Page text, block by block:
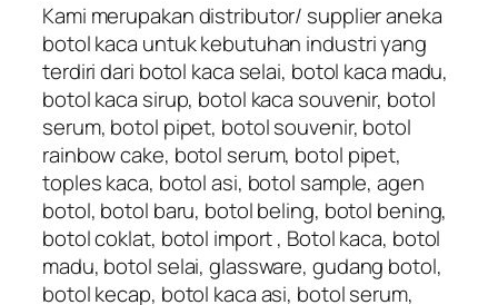
Kami merupakan distributor/ supplier aneka
botol kaca untuk kebutuhan industri yang
terdiri dari botol kaca selai, botol kaca madu,
botol kaca sirup, botol kaca souvenir, botol
serum, botol pipet, botol souvenir, botol
rainbow cake, botol serum, botol pipet,
toples kaca, botol asi, botol sample, agen
botol, botol baru, botol beling, botol bening,
botol coklat, botol import , Botol kaca, botol
madu, botol selai, glassware, gudang botol,
botol kecap, botol kaca asi, botol serum,